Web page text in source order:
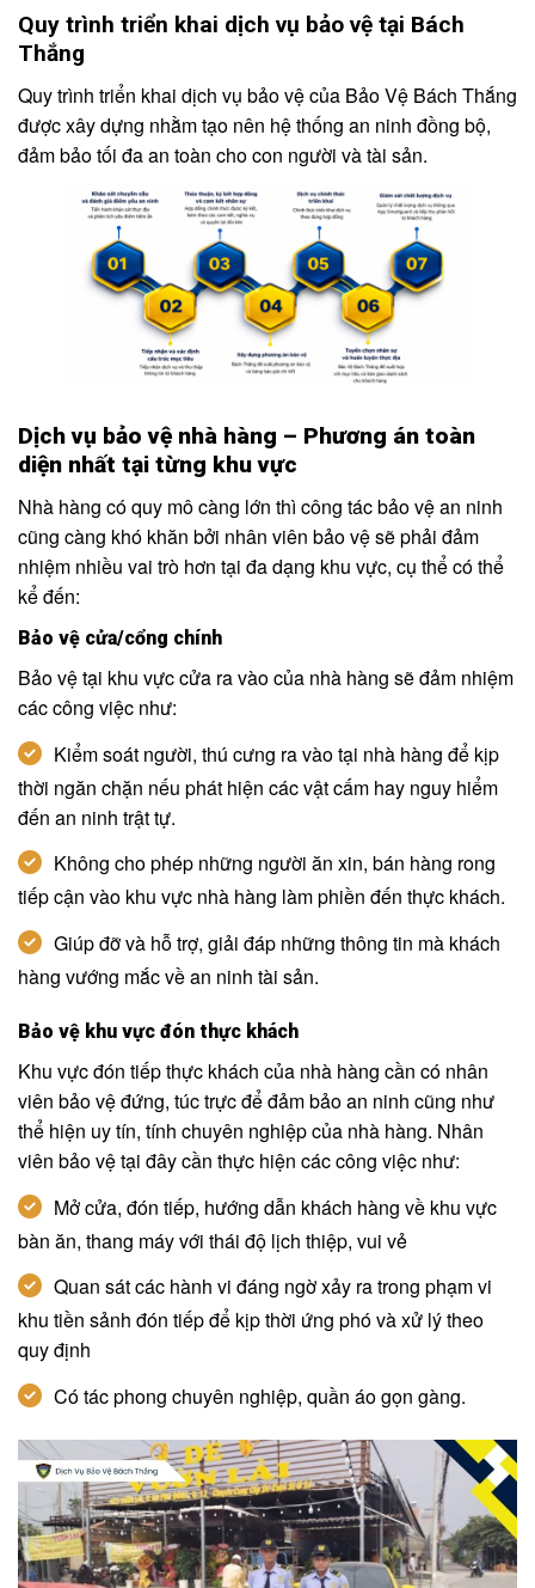
Quy trình triển khai dịch vụ bảo vệ tại Bách
Thắng
Quy trình triển khai dịch vụ bảo vệ của Bảo Vệ Bách Thắng
được xây dựng nhằm tạo nên hệ thống an ninh đồng bộ,
đảm bảo tối đa an toàn cho con người và tài sản.
Dịch vụ bảo vệ nhà hàng – Phương án toàn
diện nhất tại từng khu vực
Nhà hàng có quy mô càng lớn thì công tác bảo vệ an ninh
cũng càng khó khăn bởi nhân viên bảo vệ sẽ phải đảm
nhiệm nhiều vai trò hơn tại đa dạng khu vực, cụ thể có thể
kể đến:
Bảo vệ cửa/cổng chính
Bảo vệ tại khu vực cửa ra vào của nhà hàng sẽ đảm nhiệm
các công việc như:
Kiểm soát người, thú cưng ra vào tại nhà hàng để kịp
thời ngăn chặn nếu phát hiện các vật cấm hay nguy hiểm
đến an ninh trật tự.
Không cho phép những người ăn xin, bán hàng rong
tiếp cận vào khu vực nhà hàng làm phiền đến thực khách.
Giúp đỡ và hỗ trợ, giải đáp những thông tin mà khách
hàng vướng mắc về an ninh tài sản.
Bảo vệ khu vực đón thực khách
Khu vực đón tiếp thực khách của nhà hàng cần có nhân
viên bảo vệ đứng, túc trực để đảm bảo an ninh cũng như
thể hiện uy tín, tính chuyên nghiệp của nhà hàng. Nhân
viên bảo vệ tại đây cần thực hiện các công việc như:
Mở cửa, đón tiếp, hướng dẫn khách hàng về khu vực
bàn ăn, thang máy với thái độ lịch thiệp, vui vẻ
Quan sát các hành vi đáng ngờ xảy ra trong phạm vi
khu tiền sảnh đón tiếp để kịp thời ứng phó và xử lý theo
quy định
Có tác phong chuyên nghiệp, quần áo gọn gàng.